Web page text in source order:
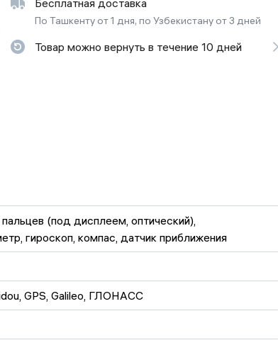
Бесплатная доставка
По Ташкенту от 1 дня, по Узбекистану от 3 дней
Товар можно вернуть в течение 10 дней
(под дисплеем, оптический),
гироскоп, компас, датчик приближения
GPS, Galileo, ГЛОНАСС